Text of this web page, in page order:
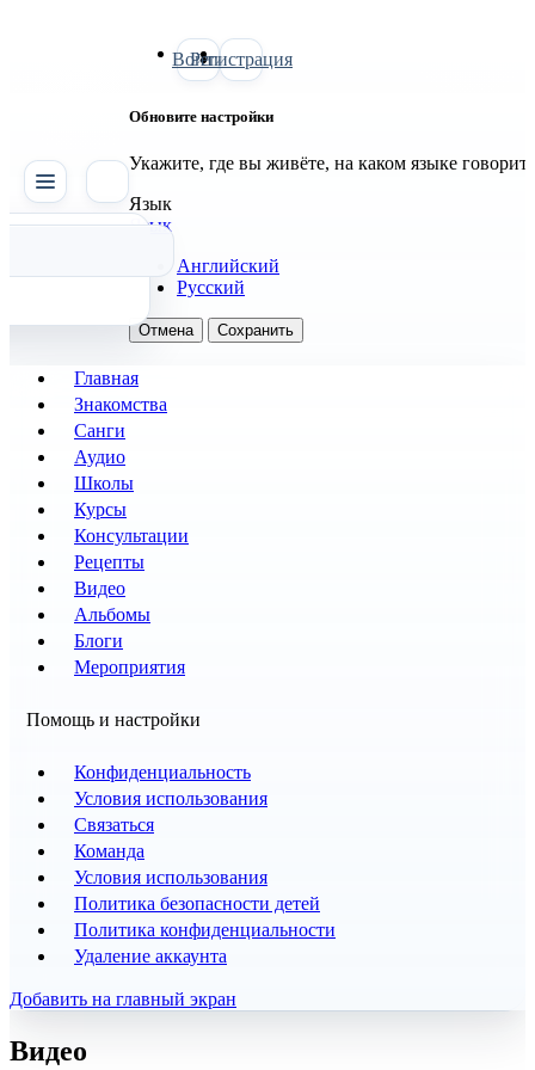
Войти
Регистрация
Обновите настройки
Укажите, где вы живёте, на каком языке
Язык
Язык
Английский
Русский
Отмена Сохранить
Главная
Знакомства
Санги
Аудио
Школы
Курсы
Консультации
Рецепты
Видео
Альбомы
Блоги
Мероприятия
Помощь и настройки
Конфиденциальность
Условия использования
Связаться
Команда
Условия использования
Политика безопасности детей
Политика конфиденциальности
Удаление аккаунта
Добавить на главный экран
Видео